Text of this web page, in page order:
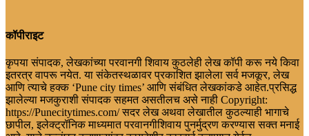
कॉपीराइट
कृपया संपादक, लेखकांच्या परवानगी शिवाय कुठलेही लेख कॉपी करू नये किवा
इतरत्र वापरू नयेत. या संकेतस्थळावर प्रकाशित झालेला सर्व मजकूर, लेख
आणि त्याचे हक्क ‘Pune city times’ आणि संबंधित लेखकांकडे आहेत.प्रसिद्ध
झालेल्या मजकुराशी संपादक सहमत असतीलच असे नाही Copyright:
https://Punecitytimes.com/ सदर लेख अथवा लेखातील कुठल्याही भागाचे
छापील, इलेक्ट्रॉनिक माध्यमात परवानगीशिवाय पुनर्मुद्रण करण्यास सक्त मनाई